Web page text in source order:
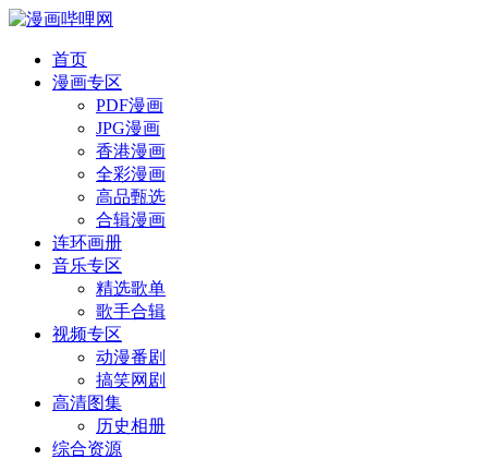
首页
漫画专区
PDF漫画
JPG漫画
香港漫画
全彩漫画
高品甄选
合辑漫画
连环画册
音乐专区
精选歌单
歌手合辑
视频专区
动漫番剧
搞笑网剧
高清图集
历史相册
综合资源